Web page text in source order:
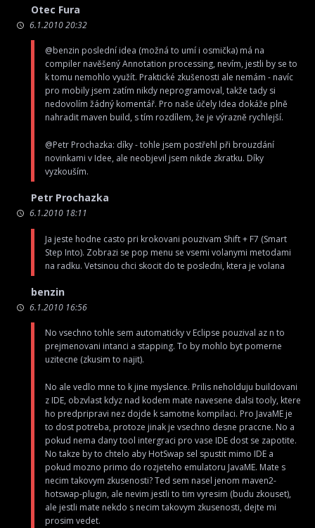
Otec Fura
6.1.2010 20:32
@benzin poslední idea (možná to umí i osmička) má na
compiler navěšený Annotation processing, nevím, jestli by se to
k tomu nemohlo využít. Praktické zkušenosti ale nemám - navíc
pro mobily jsem zatím nikdy neprogramoval, takže tady si
nedovolím žádný komentář. Pro naše účely Idea dokáže plně
nahradit maven build, s tím rozdílem, že je výrazně rychlejší.
@Petr Prochazka: díky - tohle jsem postřehl při brouzdání
novinkami v Idee, ale neobjevil jsem nikde zkratku. Díky
vyzkouším.
Petr Prochazka
6.1.2010 18:11
Ja jeste hodne casto pri krokovani pouzivam Shift + F7 (Smart
Step Into). Zobrazi se pop menu se vsemi volanymi metodami
na radku. Vetsinou chci skocit do te posledni, ktera je volana
benzin
6.1.2010 16:56
No vsechno tohle sem automaticky v Eclipse pouzival az n to
prejmenovani intanci a stapping. To by mohlo byt pomerne
uzitecne (zkusim to najit).
No ale vedlo mne to k jine myslence. Prilis neholduju buildovani
z IDE, obzvlast kdyz nad kodem mate navesene dalsi tooly, ktere
ho predpripravi nez dojde k samotne kompilaci. Pro JavaME je
to dost potreba, protoze jinak je vsechno desne praccne. No a
pokud nema dany tool intergraci pro vase IDE dost se zapotite.
No takze by to chtelo aby HotSwap sel spustit mimo IDE a
pokud mozno primo do rozjeteho emulatoru JavaME. Mate s
necim takovym zkusenosti? Ted sem nasel jenom maven2-
hotswap-plugin, ale nevim jestli to tim vyresim (budu zkouset),
ale jestli mate nekdo s necim takovym zkusenosti, dejte mi
prosim vedet.